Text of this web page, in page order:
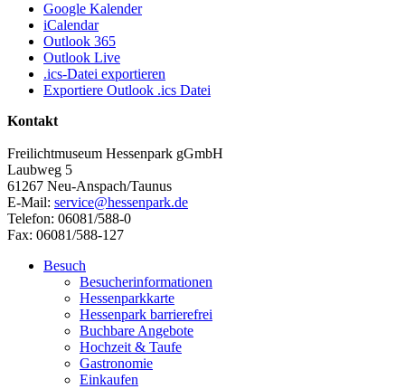
Google Kalender
iCalendar
Outlook 365
Outlook Live
.ics-Datei exportieren
Exportiere Outlook .ics Datei
Kontakt
Freilichtmuseum Hessenpark gGmbH
Laubweg 5
61267 Neu-Anspach/Taunus
E-Mail: service@hessenpark.de
Telefon: 06081/588-0
Fax: 06081/588-127
Besuch
Besucherinformationen
Hessenparkkarte
Hessenpark barrierefrei
Buchbare Angebote
Hochzeit & Taufe
Gastronomie
Einkaufen